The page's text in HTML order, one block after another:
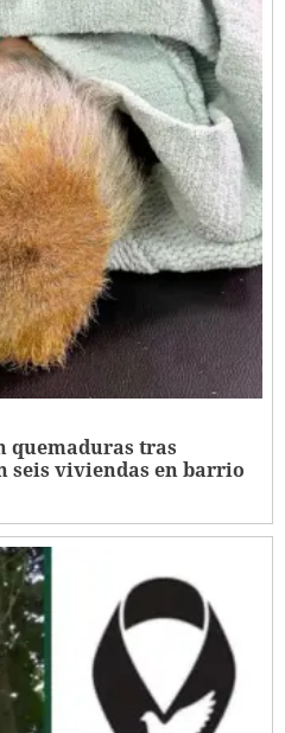
quemaduras tras
seis viviendas en barrio